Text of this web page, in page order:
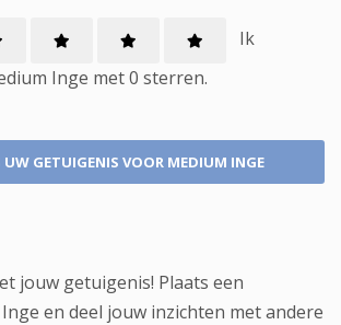
Ik
Inge met0 sterren.
UW GETUIGENIS VOOR MEDIUM INGE
jouw getuigenis! Plaats een
en deel jouw inzichten met andere